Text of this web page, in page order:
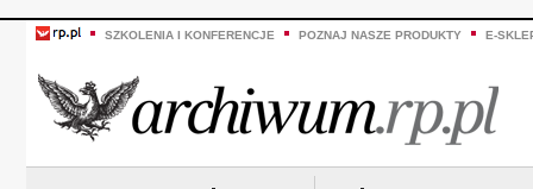
SZKOLENIA I KONFERENCJE POZNAJ NASZE PRODUKTY E-